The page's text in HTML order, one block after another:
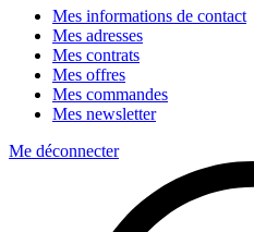
Mes informations de contact
Mes adresses
Mes contrats
Mes offres
Mes commandes
Mes newsletter
Me déconnecter